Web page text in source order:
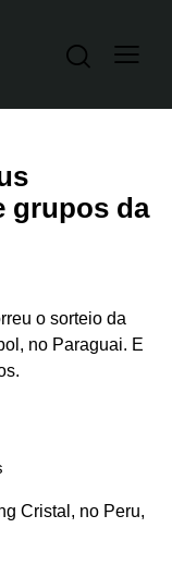
grupos da
o sorteio da
no Paraguai. E
Cristal, no Peru,